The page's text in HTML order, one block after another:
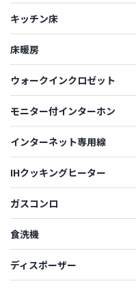
キッチン床
床暖房
ウォークインクロゼット
モニター付インターホン
インターネット専用線
IHクッキングヒーター
ガスコンロ
食洗機
ディスポーザー